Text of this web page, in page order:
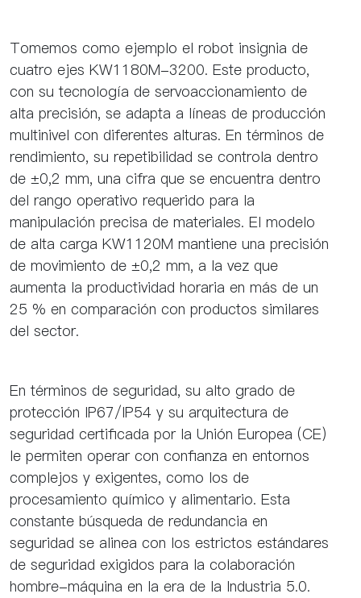
Tomemos como ejemplo el robot insignia de
cuatro ejes KW1180M-3200. Este producto,
con su tecnología de servoaccionamiento de
alta precisión, se adapta a líneas de producción
multinivel con diferentes alturas. En términos de
rendimiento, su repetibilidad se controla dentro
de ±0,2 mm, una cifra que se encuentra dentro
del rango operativo requerido para la
manipulación precisa de materiales. El modelo
de alta carga KW1120M mantiene una precisión
de movimiento de ±0,2 mm, a la vez que
aumenta la productividad horaria en más de un
25 % en comparación con productos similares
del sector.
En términos de seguridad, su alto grado de
protección IP67/IP54 y su arquitectura de
seguridad certificada por la Unión Europea (CE)
le permiten operar con confianza en entornos
complejos y exigentes, como los de
procesamiento químico y alimentario. Esta
constante búsqueda de redundancia en
seguridad se alinea con los estrictos estándares
de seguridad exigidos para la colaboración
hombre-máquina en la era de la Industria 5.0.